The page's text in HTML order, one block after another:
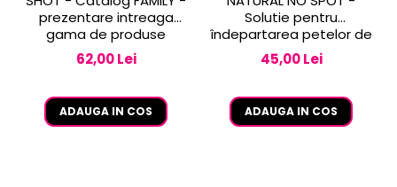
prezentare intreaga
gama de produse
62,00 Lei
ADAUGA IN COS
Solutie pentru
îndepartarea petelor de
vopsea de pe piele 250
ml
45,00 Lei
ADAUGA IN COS